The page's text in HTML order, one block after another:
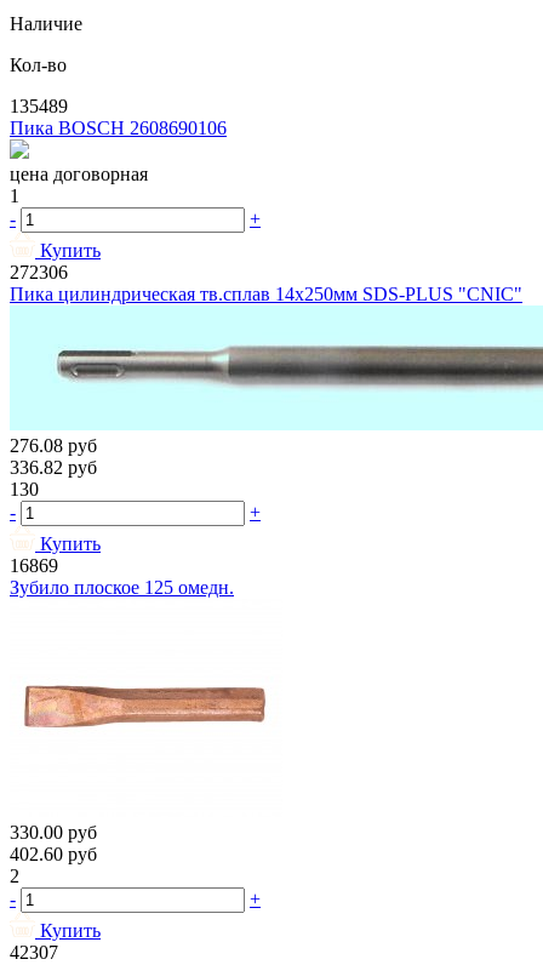
Наличие
Кол-во
135489
Пика BOSCH 2608690106
цена договорная
1
-
+
Купить
272306
Пика цилиндрическая тв.сплав 14х250мм SDS-PLUS "CNIC"
276.08 руб
336.82 руб
130
-
+
Купить
16869
Зубило плоское 125 омедн.
330.00 руб
402.60 руб
2
-
+
Купить
42307